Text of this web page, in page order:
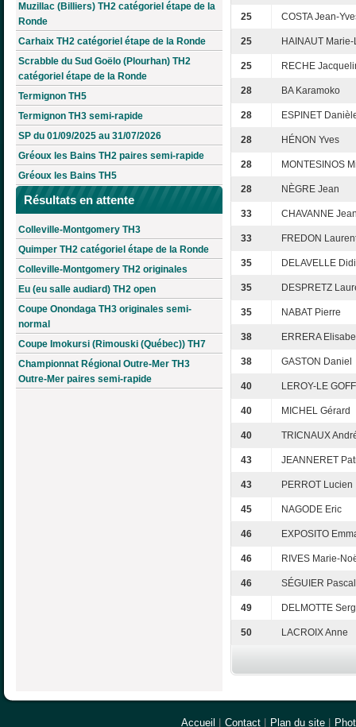
Muzillac (Billiers) TH2 catégoriel étape de la
Ronde
Carhaix TH2 catégoriel étape de la Ronde
Scrabble du Sud Goëlo (Plourhan) TH2
catégoriel étape de la Ronde
Termignon TH5
Termignon TH3 semi-rapide
SP du 01/09/2025 au 31/07/2026
Gréoux les Bains TH2 paires semi-rapide
Gréoux les Bains TH5
Résultats en attente
Colleville-Montgomery TH3
Quimper TH2 catégoriel étape de la Ronde
Colleville-Montgomery TH2 originales
Eu (eu salle audiard) TH2 open
Coupe Onondaga TH3 originales semi-
normal
Coupe Imokursi (Rimouski (Québec)) TH7
Championnat Régional Outre-Mer TH3
Outre-Mer paires semi-rapide
25 COSTA Jean-
25 HAINAUT
25 RECHE
28 BA Karamoko
28 ESPINET
28 HÉNON Yves
28 MONTESINOS
28 NÈGRE Jean
33 CHAVANNE
33 FREDON
35 DELAVELLE
35 DESPRETZ
35 NABAT Pierre
38 ERRERA
38 GASTON Daniel
40 LEROY-LE
40 MICHEL Gérard
40 TRICNAUX
43 JEANNERET
43 PERROT Lucien
45 NAGODE Eric
46 EXPOSITO
46 RIVES Marie-
46 SÉGUIER Pascal
49 DELMOTTE
50 LACROIX Anne
Accueil Contact Plan du site